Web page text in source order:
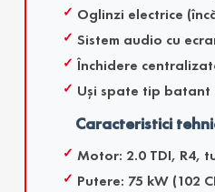
Oglinzi electrice
Sistem audio cu
Închidere
Uși spate tip batant
Caracteristici
Motor: 2.0 TDI, R4,
Putere: 75 kW (102